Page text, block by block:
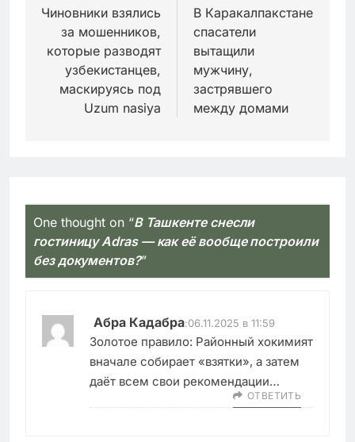
по
записям
Чиновники взялись
за мошенников,
которые разводят
узбекистанцев,
маскируясь под
Uzum nasiya
В Каракалпакстане
спасатели
вытащили
мужчину,
застрявшего
между домами
One thought on “В Ташкенте снесли
гостиницу Adras — как её вообще построили
без документов?”
Абра Кадабра:06.11.2025 в 11:59
Золотое правило: Районный хокимият
вначале собирает «взятки», а затем
даёт всем свои рекомендации…
ОТВЕТИТЬ